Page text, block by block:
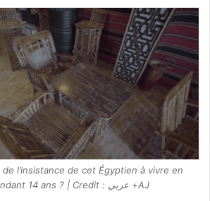
l’insistance de cet Égyptien à vivre en
Algérie pendant 14 ans ? | Credit : عربي +AJ